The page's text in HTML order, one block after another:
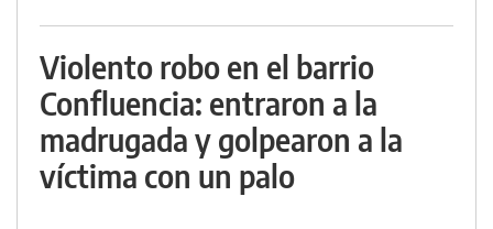
Violento robo en el barrio
Confluencia: entraron a la
madrugada y golpearon a la
víctima con un palo